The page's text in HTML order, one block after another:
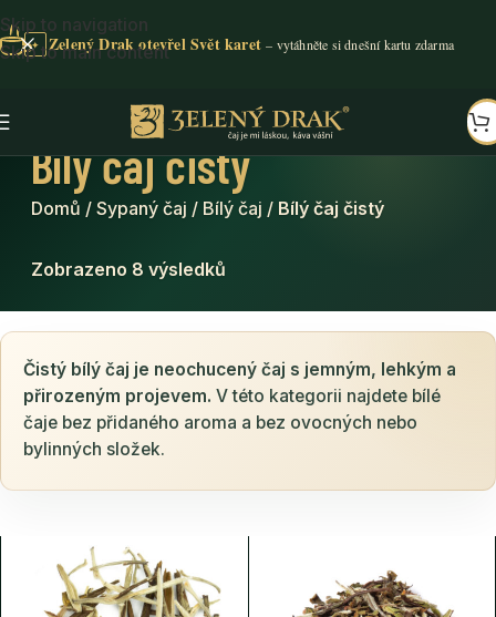
Skip to navigation
Skip to main content
✦ Zelený Drak otevřel Svět karet
Bílý čaj čistý
Domů /Sypaný čaj / Bílý čaj / Bílý čaj čistý
Zobrazeno 8 výsledků
Čistý bílý čaj je neochucený čaj s jemným, lehkým a
přirozeným projevem. V této kategorii najdete bílé
čaje bez přidaného aroma a bez ovocných nebo
bylinných složek.